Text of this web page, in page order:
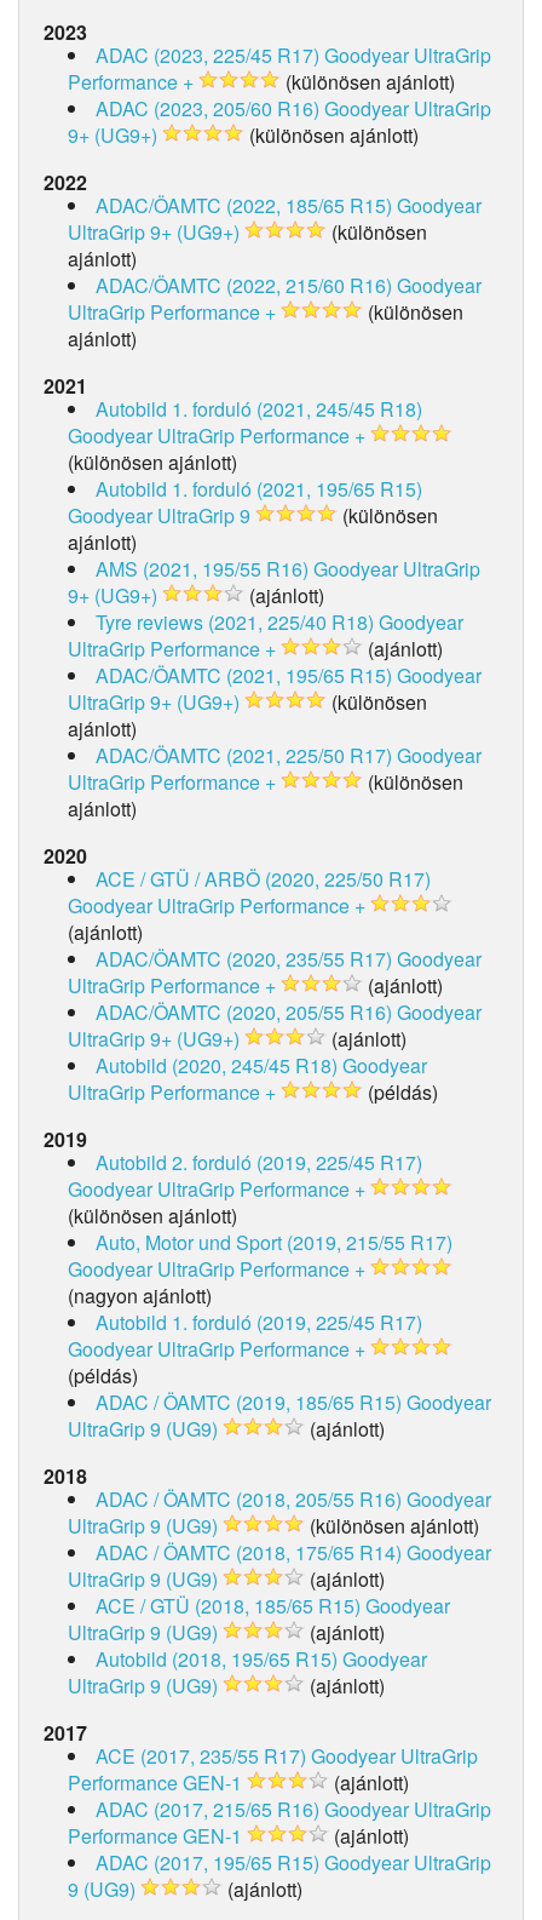
2023
ADAC (2023, 225/45 R17) Goodyear UltraGrip
Performance +
(különösen ajánlott)
ADAC (2023, 205/60 R16) Goodyear UltraGrip
9+ (UG9+)
(különösen ajánlott)
2022
ADAC/ÖAMTC (2022, 185/65 R15) Goodyear
UltraGrip 9+ (UG9+)
(különösen
ajánlott)
ADAC/ÖAMTC (2022, 215/60 R16) Goodyear
UltraGrip Performance +
(különösen
ajánlott)
2021
Autobild 1. forduló (2021, 245/45 R18)
Goodyear UltraGrip Performance +
(különösen ajánlott)
Autobild 1. forduló (2021, 195/65 R15)
Goodyear UltraGrip 9
(különösen
ajánlott)
AMS (2021, 195/55 R16) Goodyear UltraGrip
9+ (UG9+)
(ajánlott)
Tyre reviews (2021, 225/40 R18) Goodyear
UltraGrip Performance +
(ajánlott)
ADAC/ÖAMTC (2021, 195/65 R15) Goodyear
UltraGrip 9+ (UG9+)
(különösen
ajánlott)
ADAC/ÖAMTC (2021, 225/50 R17) Goodyear
UltraGrip Performance +
(különösen
ajánlott)
2020
ACE / GTÜ / ARBÖ (2020, 225/50 R17)
Goodyear UltraGrip Performance +
(ajánlott)
ADAC/ÖAMTC (2020, 235/55 R17) Goodyear
UltraGrip Performance +
(ajánlott)
ADAC/ÖAMTC (2020, 205/55 R16) Goodyear
UltraGrip 9+ (UG9+)
(ajánlott)
Autobild (2020, 245/45 R18) Goodyear
UltraGrip Performance +
(példás)
2019
Autobild 2. forduló (2019, 225/45 R17)
Goodyear UltraGrip Performance +
(különösen ajánlott)
Auto, Motor und Sport (2019, 215/55 R17)
Goodyear UltraGrip Performance +
(nagyon ajánlott)
Autobild 1. forduló (2019, 225/45 R17)
Goodyear UltraGrip Performance +
(példás)
ADAC / ÖAMTC (2019, 185/65 R15) Goodyear
UltraGrip 9 (UG9)
(ajánlott)
2018
ADAC / ÖAMTC (2018, 205/55 R16) Goodyear
UltraGrip 9 (UG9)
(különösen ajánlott)
ADAC / ÖAMTC (2018, 175/65 R14) Goodyear
UltraGrip 9 (UG9)
(ajánlott)
ACE / GTÜ (2018, 185/65 R15) Goodyear
UltraGrip 9 (UG9)
(ajánlott)
Autobild (2018, 195/65 R15) Goodyear
UltraGrip 9 (UG9)
(ajánlott)
2017
ACE (2017, 235/55 R17) Goodyear UltraGrip
Performance GEN-1
(ajánlott)
ADAC (2017, 215/65 R16) Goodyear UltraGrip
Performance GEN-1
(ajánlott)
ADAC (2017, 195/65 R15) Goodyear UltraGrip
9 (UG9)
(ajánlott)